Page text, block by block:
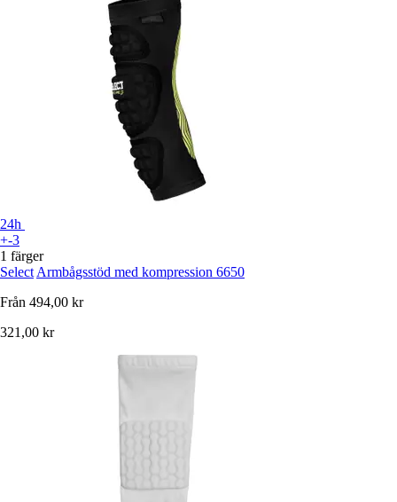
24h
+-3
1 färger
Select Armbågsstöd med kompression 6650
Från 494,00 kr
321,00 kr